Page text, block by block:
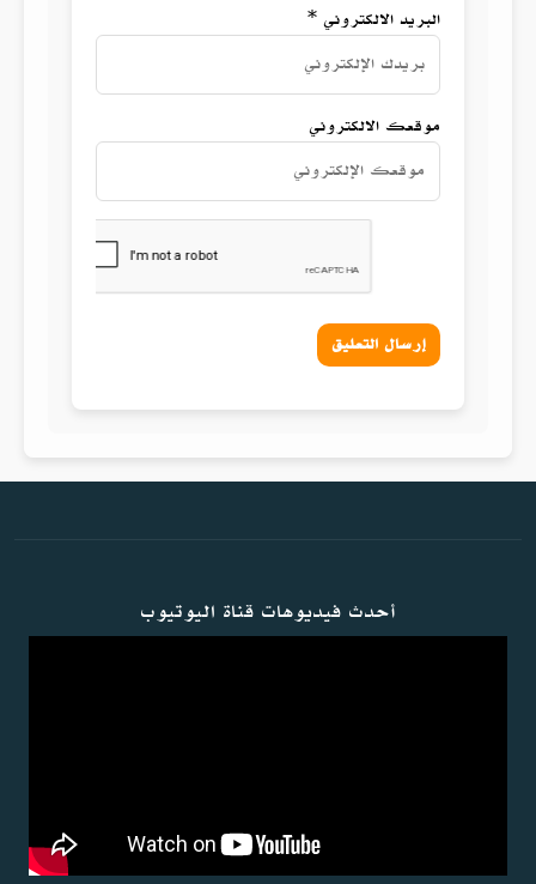
البريد الالكتروني *
موقعك الالكتروني
إرسال التعليق
أحدث فيديوهات قناة اليوتيوب